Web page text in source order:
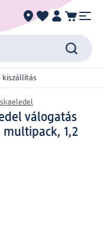
kiszállítás
válogatás
1,2